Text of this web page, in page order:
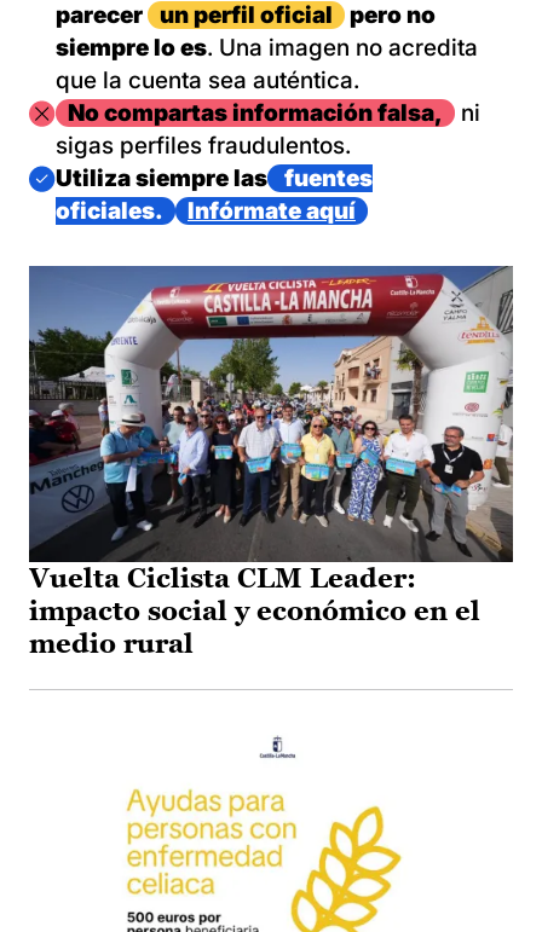
parecer
un perfil oficial
pero no
siempre lo es. Una imagen no acredita
que la cuenta sea auténtica.
ImagenNo compartas información falsa,
ni
sigas perfiles fraudulentos.
Imagen
Utiliza siempre las
fuentes
oficiales.
Infórmate aquí
Vuelta Ciclista CLM Leader:
impacto social y económico en el
medio rural